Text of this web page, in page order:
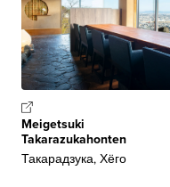
Meigetsuki
Takarazukahonten
Такарадзука, Хёго